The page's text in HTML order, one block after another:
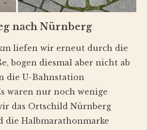
nach Nürnberg
liefen wir erneut durch die
bogen diesmal aber nicht ab
die U-Bahnstation
waren nur noch wenige
das Ortschild Nürnberg
die Halbmarathonmarke